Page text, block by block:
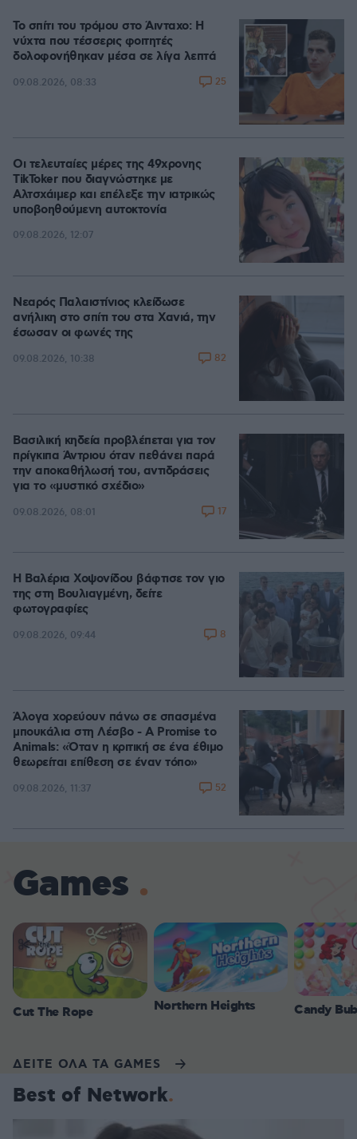
Το σπίτι του τρόμου στο Άινταχο: Η
νύχτα που τέσσερις φοιτητές
δολοφονήθηκαν μέσα σε λίγα λεπτά
09.08.2026, 08:33 25
Οι τελευταίες μέρες της 49χρονης
TikToker που διαγνώστηκε με
Αλτσχάιμερ και επέλεξε την ιατρικώς
υποβοηθούμενη αυτοκτονία
09.08.2026, 12:07
Νεαρός Παλαιστίνιος κλείδωσε
ανήλικη στο σπίτι του στα Χανιά, την
έσωσαν οι φωνές της
09.08.2026, 10:38 82
Βασιλική κηδεία προβλέπεται για τον
πρίγκιπα Άντριου όταν πεθάνει παρά
την αποκαθήλωσή του, αντιδράσεις
για το «μυστικό σχέδιο»
09.08.2026, 08:01 17
Η Βαλέρια Χοψονίδου βάφτισε τον γιο
της στη Βουλιαγμένη, δείτε
φωτογραφίες
09.08.2026, 09:44 8
Άλογα χορεύουν πάνω σε σπασμένα
μπουκάλια στη Λέσβο - A Promise to
Animals: «Όταν η κριτική σε ένα έθιμο
θεωρείται επίθεση σε έναν τόπο»
09.08.2026, 11:37 52
Games
Cut The Rope Northern Heights Candy
ΔΕΙΤΕ ΟΛΑ ΤΑ GAMES
Best of Network